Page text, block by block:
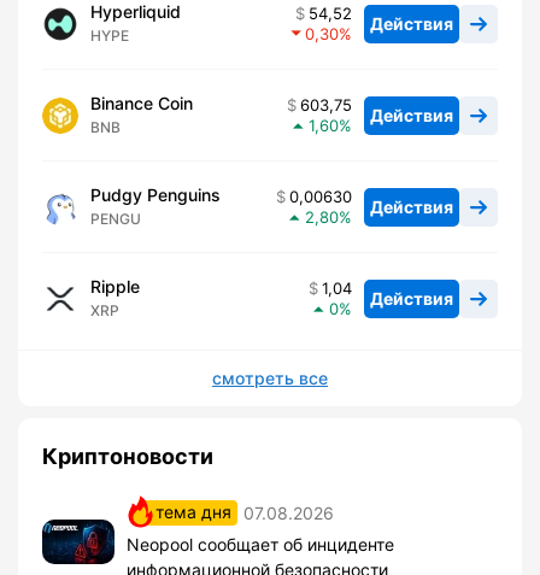
Hyperliquid
HYPE
54,52
0,30
Действия
Binance Coin
BNB
603,75
1,60
Действия
Pudgy Penguins
PENGU
0,00630
2,80
Действия
Ripple
XRP
1,04
0
Действия
смотреть все
Криптоновости
тема дня
07.08.2026
Neopool сообщает об инциденте
информационной безопасности